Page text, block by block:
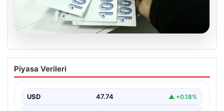
07.08.2026
Nisan Ayı Doğum Yardımı Ödemeleri
2026: Ödemeler Yapıldı mı? Bakan
Her ay düzenli olarak yapılan doğum yardımı ödemeleri,
Piyasa Verileri
USD 47.74 ▲ +0.18%